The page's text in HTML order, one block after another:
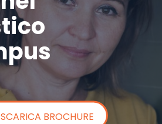
SCARICA BROCHURE